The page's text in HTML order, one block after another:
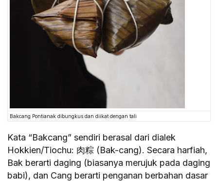
Bakcang Pontianak dibungkus dan diikat dengan tali
Kata “Bakcang” sendiri berasal dari dialek
Hokkien/Tiochu: 肉粽 (Bak-cang). Secara harfiah,
Bak berarti daging (biasanya merujuk pada daging
babi), dan Cang berarti penganan berbahan dasar